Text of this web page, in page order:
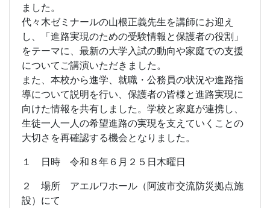
ました。
代々木ゼミナールの山根正義先生を講師にお迎え
し、「進路実現のための受験情報と保護者の役割」
をテーマに、最新の大学入試の動向や家庭での支援
についてご講演いただきました。
また、本校から進学、就職・公務員の状況や進路指
導について説明を行い、保護者の皆様と進路実現に
向けた情報を共有しました。学校と家庭が連携し、
生徒一人一人の希望進路の実現を支えていくことの
大切さを再確認する機会となりました。
１ 日時 令和８年６月２５日木曜日
２ 場所 アエルワホール（阿波市交流防災拠点施
設）にて